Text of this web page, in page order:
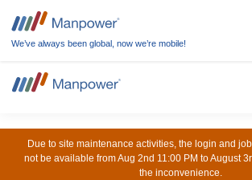
We’ve always been global, now we’re mobile!
Due to site maintenance activities, the login and job
not be available from Aug 2nd 11:00 PM to August
the inconvenience.